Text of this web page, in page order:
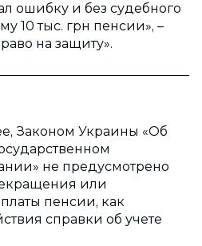
ошибку и без судебного
10 тыс. грн пенсии», –
на защиту».
Законом Украины «Об
не предусмотрено
или
пенсии, как
справки об учете